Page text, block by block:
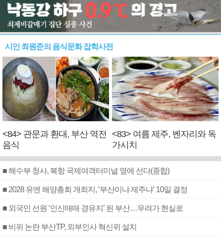
시인 최원준의 음식문화 잡학사전
<84> 관문과 환대, 부산 역전
음식
<83> 여름 제주, 벤자리와 독
가시치
■ 해수부 청사, 북항 국제여객터미널 옆에 선다(종합)
■ 2028 유엔 해양총회 개최지, ‘부산이냐 제주냐’ 10일 결정
■ 외국인 선원 ‘인신매매 경유지’ 된 부산…우려가 현실로
■ 비위 논란 부산TP, 외부인사 혁신위 설치